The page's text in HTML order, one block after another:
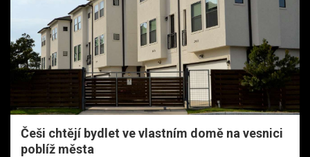
Češi chtějí bydlet ve vlastním domě na vesnici
poblíž města